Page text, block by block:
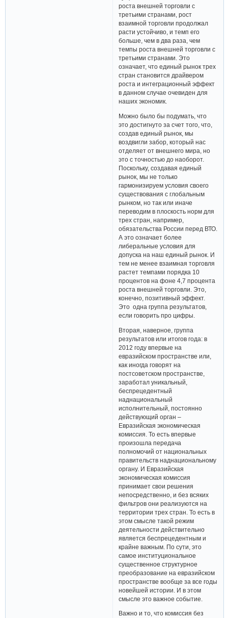
роста внешней торговли с
третьими странами, рост
взаимной торговли продолжал
расти устойчиво, и темп его
больше, чем в два раза, чем
темпы роста внешней торговли с
третьими странами. Это
означает, что единый рынок трех
стран становится драйвером
роста и интеграционный эффект
в данном случае очевиден для
наших экономик.
Можно было бы подумать, что
это достигнуто за счет того, что,
создав единый рынок, мы
воздвигли забор, который нас
отделяет от внешнего мира, но
это с точностью до наоборот.
Поскольку, создавая единый
рынок, мы не только
гармонизируем условия своего
существования с глобальным
рынком, но так или иначе
переводим в плоскость норм для
трех стран, например,
обязательства России перед ВТО.
А это означает более
либеральные условия для
допуска на наш единый рынок. И
тем не менее взаимная торговля
растет темпами порядка 10
процентов на фоне 4,7 процента
роста внешней торговли. Это,
конечно, позитивный эффект.
Это одна группа результатов,
если говорить про цифры.
Вторая, наверное, группа
результатов или итогов года: в
2012 году впервые на
евразийском пространстве или,
как иногда говорят на
постсоветском пространстве,
заработал уникальный,
беспрецедентный
наднациональный
исполнительный, постоянно
действующий орган –
Евразийская экономическая
комиссия. То есть впервые
произошла передача
полномочий от национальных
правительств наднациональному
органу. И Евразийская
экономическая комиссия
принимает свои решения
непосредственно, и без всяких
фильтров они реализуются на
территории трех стран. То есть в
этом смысле такой режим
деятельности действительно
является беспрецедентным и
крайне важным. По сути, это
самое институциональное
существенное структурное
преобразование на евразийском
пространстве вообще за все годы
новейшей истории. И в этом
смысле это важное событие.
Важно и то, что комиссия без